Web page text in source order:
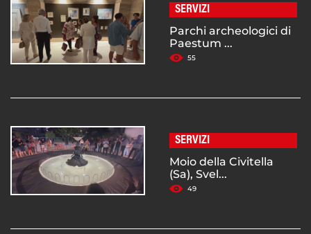
SERVIZI
Parchi archeologici di
Paestum ...
55
SERVIZI
Moio della Civitella
(Sa), Svel...
49